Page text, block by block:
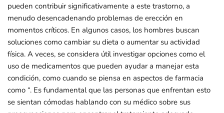
pueden contribuir significativamente a este trastorno, a
menudo desencadenando problemas de erección en
momentos críticos. En algunos casos, los hombres buscan
soluciones como cambiar su dieta o aumentar su actividad
física. A veces, se considera útil investigar opciones como el
uso de medicamentos que pueden ayudar a manejar esta
condición, como cuando se piensa en aspectos de farmacia
como “. Es fundamental que las personas que enfrentan esto
se sientan cómodas hablando con su médico sobre sus